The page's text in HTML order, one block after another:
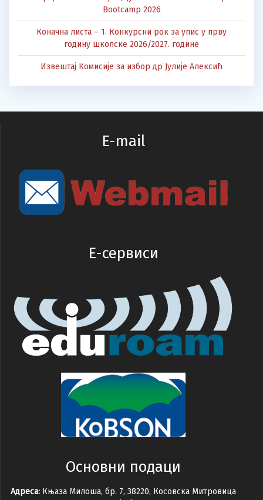
Bootcamp 2026
Коначна листа – 1. Конкурсни рок за упис у прву
годину школске 2026/2027. године
Извештај Комисије за избор др Јулије Алексић
E-mail
E-сервиси
Основни подаци
Адреса: Књаза Милоша, бр. 7, 38220, Косовска Митровица